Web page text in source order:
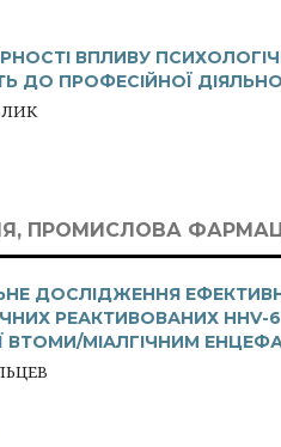
ВПЛИВУ
ДО ПРОФЕСІЙНОЇ
ПРОМИСЛОВА
ДОСЛІДЖЕННЯ
РЕАКТИВОВАНИХ
ВТОМИ/МІАЛГІЧНИМ